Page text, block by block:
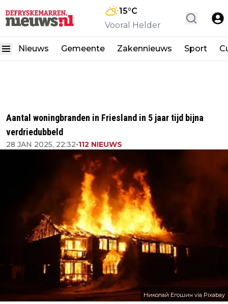
15°C
Vooral Helder
Nieuws Gemeente Zakennieuws Sport
Aantal woningbranden in Friesland in 5 jaar tijd bijna
verdriedubbeld
28 JAN 2025, 22:32•112 NIEUWS
Николай Егошин via Pixabay